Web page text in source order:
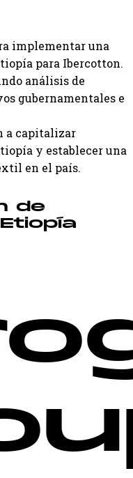
implementar una
para Ibercotton.
análisis de
gubernamentales e
a capitalizar
y establecer una
en el país.
de